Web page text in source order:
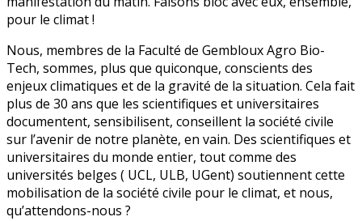
pour le climat !
Nous, membres de la Faculté de Gembloux Agro Bio-
Tech, sommes, plus que quiconque, conscients des
enjeux climatiques et de la gravité de la situation. Cela fait
plus de 30 ans que les scientifiques et universitaires
documentent, sensibilisent, conseillent la société civile
sur l’avenir de notre planète, en vain. Des scientifiques et
universitaires du monde entier, tout comme des
universités belges ( UCL, ULB, UGent) soutiennent cette
mobilisation de la société civile pour le climat, et nous,
qu’attendons-nous ?